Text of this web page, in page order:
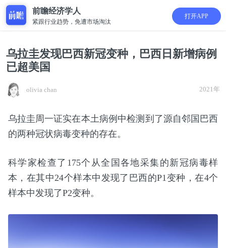
前瞻经济学人
紧跟行业趋势，免遭市场淘汰
打开APP
乌拉圭发现巴西新冠变种，巴西日新增病例
已超美国
olivia chan 2021年
乌拉圭周一证实在本土病例中检测到了源自邻国巴西
的两种冠状病毒变种的存在。
科学家检查了175个从全国各地采集的新冠病毒样
本，在其中24个样本中发现了巴西的P1变种，在4个
样本中发现了P2变种。